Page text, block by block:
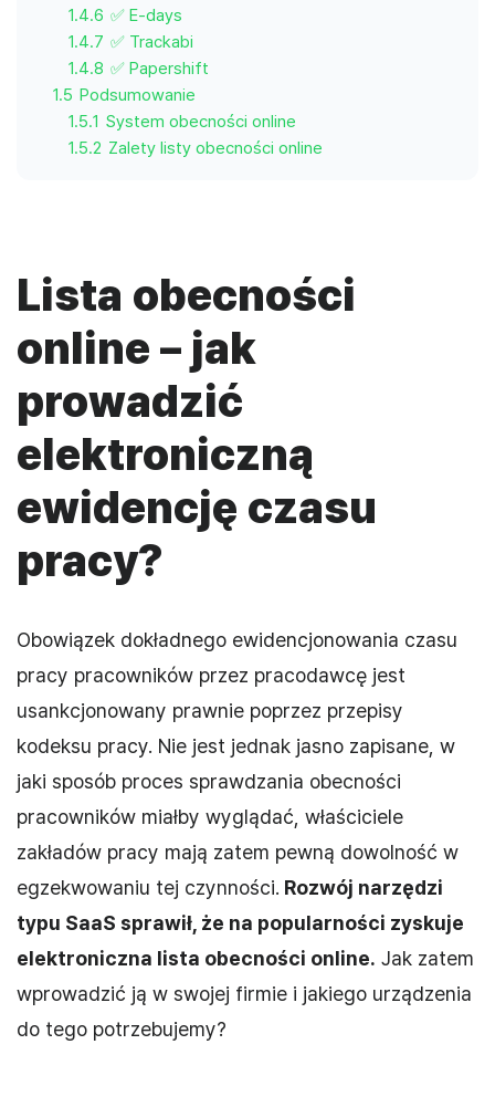
1.4.6 ✅ E-days
1.4.7 ✅ Trackabi
1.4.8 ✅ Papershift
1.5 Podsumowanie
1.5.1 System obecności online
1.5.2 Zalety listy obecności online
Lista obecności
online – jak
prowadzić
elektroniczną
ewidencję czasu
pracy?
Obowiązek dokładnego ewidencjonowania czasu
pracy pracowników przez pracodawcę jest
usankcjonowany prawnie poprzez przepisy
kodeksu pracy. Nie jest jednak jasno zapisane, w
jaki sposób proces sprawdzania obecności
pracowników miałby wyglądać, właściciele
zakładów pracy mają zatem pewną dowolność w
egzekwowaniu tej czynności. Rozwój narzędzi
typu SaaS sprawił, że na popularności zyskuje
elektroniczna lista obecności online. Jak zatem
wprowadzić ją w swojej firmie i jakiego urządzenia
do tego potrzebujemy?